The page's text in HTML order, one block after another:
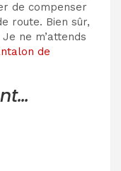
de compenser
route. Bien sûr,
ne m’attends
de